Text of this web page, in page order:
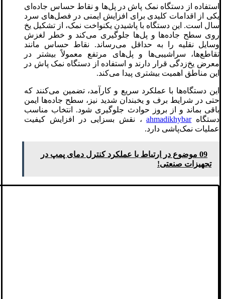
استفاده از دستگاه نمک پاش در پل‌ها و نقاط حساس جاده‌ای
یکی از اقدامات کلیدی برای افزایش ایمنی در فصل‌های سرد
سال است. این دستگاه با پاشیدن یکنواخت نمک، از تشکیل یخ
روی سطح جاده‌ها و پل‌ها جلوگیری می‌کند و خطر لغزش
وسایل نقلیه را به حداقل می‌رساند. نقاط حساس مانند
تقاطع‌ها، سراشیبی‌ها و پل‌های مرتفع معمولاً بیشتر در
معرض یخ‌زدگی قرار دارند و استفاده از دستگاه نمک پاش در
این مناطق اهمیت بیشتری پیدا می‌کند.
این دستگاه‌ها با عملکرد سریع و کارآمد، تضمین می‌کنند که
حتی در شرایط برف و یخبندان شدید نیز، سطح جاده‌ها ایمن
باقی بماند و از بروز حوادث جلوگیری شود. انتخاب مناسب
دستگاهahmadikhybar، نقش بسزایی در افزایش کیفیت
عملیات نمک‌پاشی دارد.
09 موضوع در ارتباط با عملکرد کنترل دمای پمپ در
تجهیزات صنعتی!